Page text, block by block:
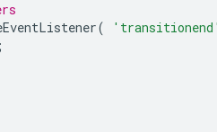
(
;